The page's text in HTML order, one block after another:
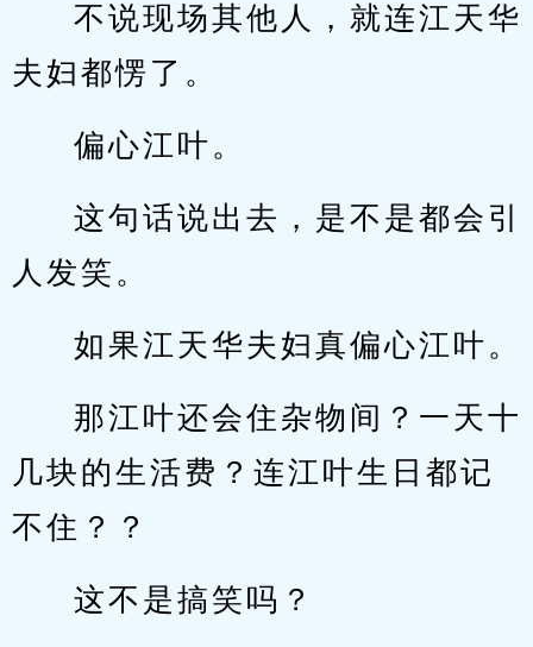
不说现场其他人，就连江天华
夫妇都愣了。
偏心江叶。
这句话说出去，是不是都会引
人发笑。
如果江天华夫妇真偏心江叶。
那江叶还会住杂物间？一天十
几块的生活费？连江叶生日都记
不住？？
这不是搞笑吗？